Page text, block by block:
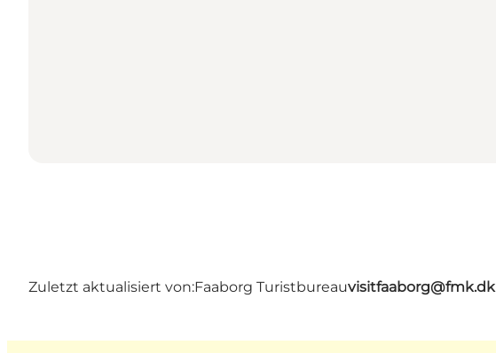
Zuletzt aktualisiert von:Faaborg Turistbureauvisitfaaborg@fmk.dk